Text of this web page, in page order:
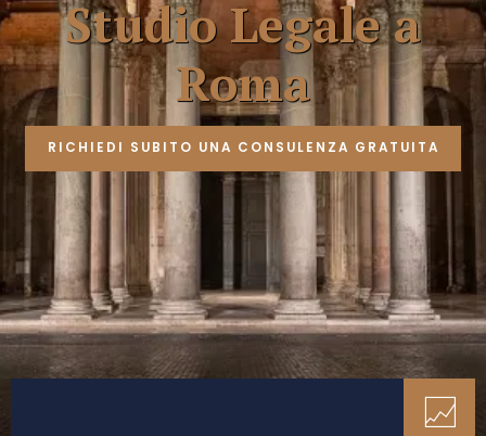
Studio Legale a
Roma
RICHIEDI SUBITO UNA CONSULENZA GRATUITA